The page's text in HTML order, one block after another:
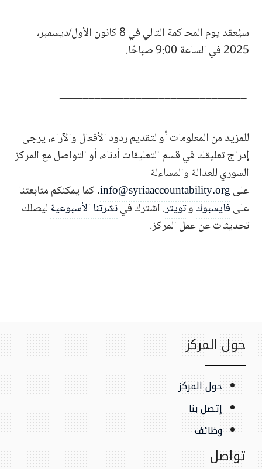
سيُعقد يوم المحاكمة التالي في 8 كانون الأول/ديسمبر،
2025 في الساعة 9:00 صباحًا.
________________________________
للمزيد من المعلومات أو لتقديم ردود الأفعال والآراء، يرجى
إدراج تعليقك في قسم التعليقات أدناه، أو التواصل مع المركز
السوري للعدالة والمساءلة
علىinfo@syriaaccountability.org. كما يمكنكم متابعتنا
علىفايسبوكوتويتر. اشترك فينشرتنا الأسبوعية ليصلك
تحديثات عن عمل المركز.
حول المركز
حول المركز
إتصل بنا
وظائف
تواصل